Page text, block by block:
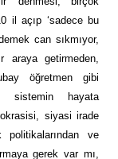
il açıp ‘sadece bu
can sıkmıyor,
araya getirmeden,
öğretmen gibi
sistemin hayata
siyasi irade
politikalarından ve
gerek var mı,